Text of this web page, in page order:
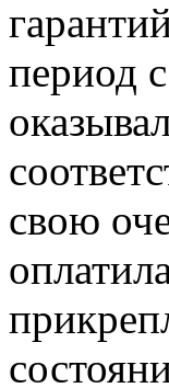
период
свою